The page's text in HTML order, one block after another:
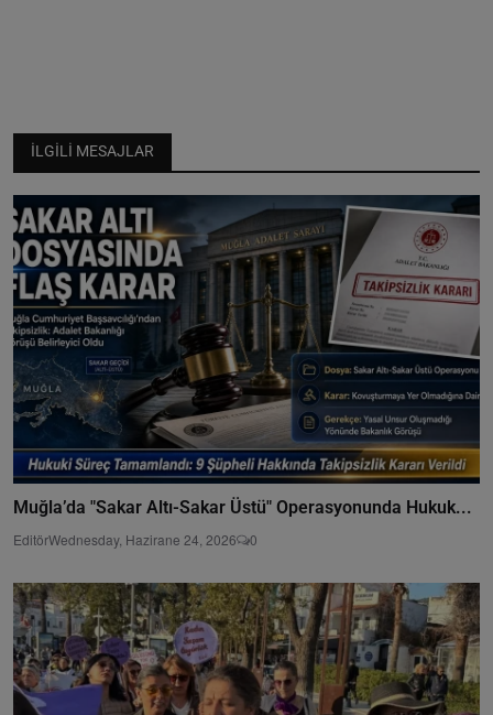
İLGILI MESAJLAR
Muğla’da "Sakar Altı-Sakar Üstü" Operasyonunda Hukuk...
EditörWednesday, Hazirane 24, 2026 0